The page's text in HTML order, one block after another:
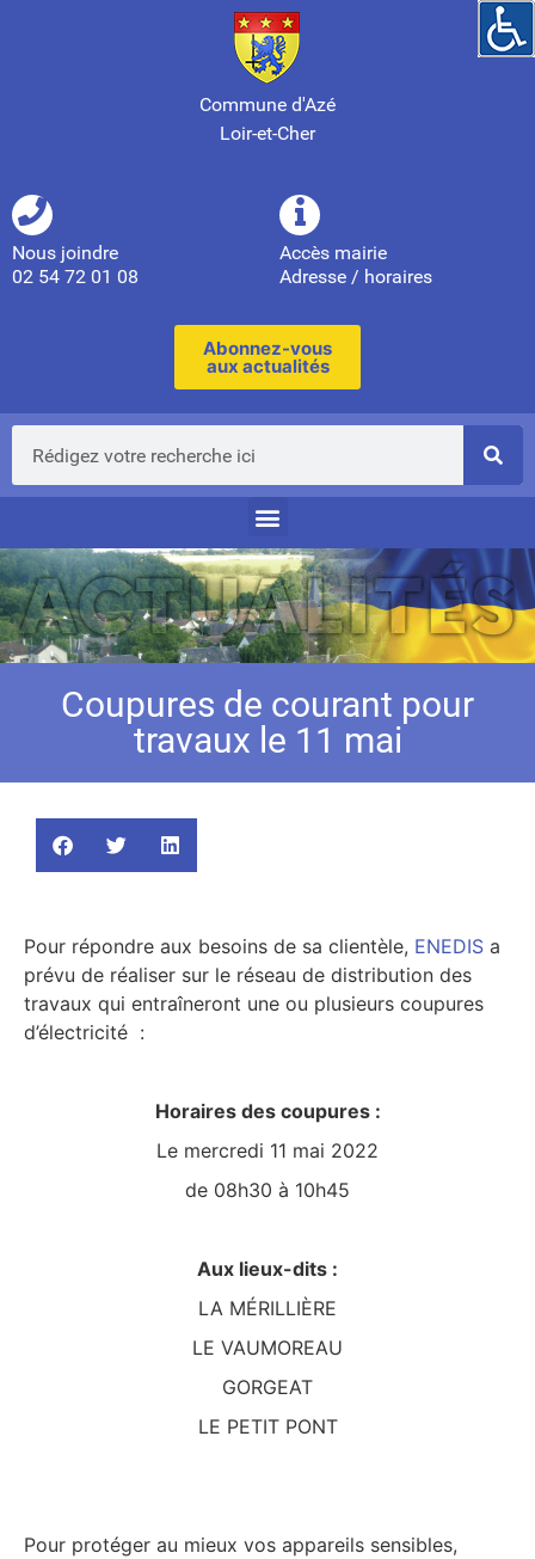
Commune d'Azé
Loir-et-Cher
Nous joindre
02 54 72 01 08
Accès mairie
Adresse / horaires
Abonnez-vous
aux actualités
Coupures de courant pour
travaux le 11 mai
Pour répondre aux besoins de sa clientèle, ENEDIS a
prévu de réaliser sur le réseau de distribution des
travaux qui entraîneront une ou plusieurs coupures
d’électricité :
Horaires des coupures :
Le mercredi 11 mai 2022
de 08h30 à 10h45
Aux lieux-dits :
LA MÉRILLIÈRE
LE VAUMOREAU
GORGEAT
LE PETIT PONT
Pour protéger au mieux vos appareils sensibles,